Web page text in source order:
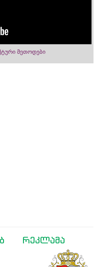
მეთოდები
რეკლამა